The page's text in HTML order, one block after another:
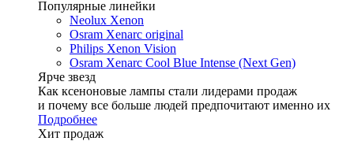
Популярные линейки
Neolux Xenon
Osram Xenarc original
Philips Xenon Vision
Osram Xenarc Cool Blue Intense (Next Gen)
Ярче звезд
Как ксеноновые лампы стали лидерами продаж
и почему все больше людей предпочитают именно их
Подробнее
Хит продаж